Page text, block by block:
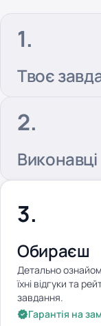
Твоє
Виконавці
Обираєш
Детально
їхні відгуки та
завдання.
Гарантія на